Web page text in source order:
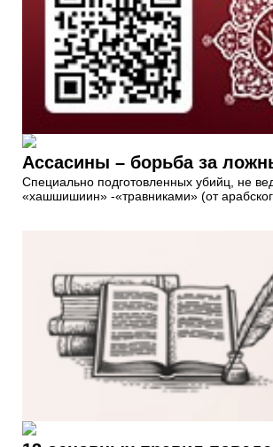
Ассасины – борьба за
Специально подготовленных убийц, не
«хашшишиин» -«травниками» (от